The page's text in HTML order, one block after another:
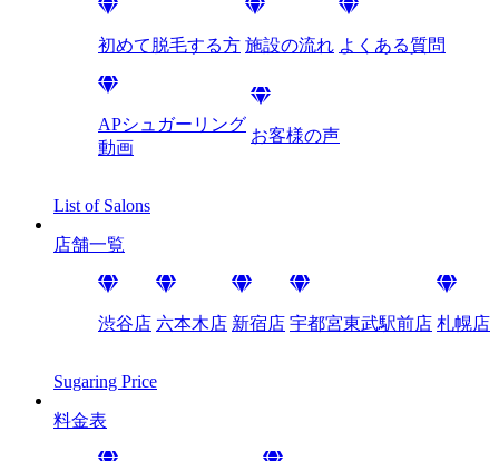
初めて脱毛する方 施設の流れ よくある質問
APシュガーリング
動画
お客様の声
List of Salons
店舗一覧
渋谷店 六本木店 新宿店 宇都宮東武駅前店 札幌店
Sugaring Price
料金表